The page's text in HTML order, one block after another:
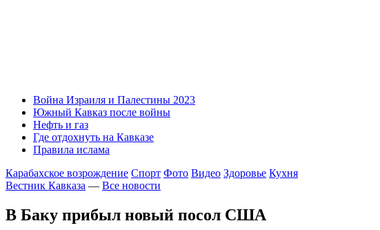
Война Израиля и Палестины 2023
Южный Кавказ после войны
Нефть и газ
Где отдохнуть на Кавказе
Правила ислама
Карабахское возрождение Спорт Фото Видео Здоровье Кухня
Вестник Кавказа — Все новости
В Баку прибыл новый посол США